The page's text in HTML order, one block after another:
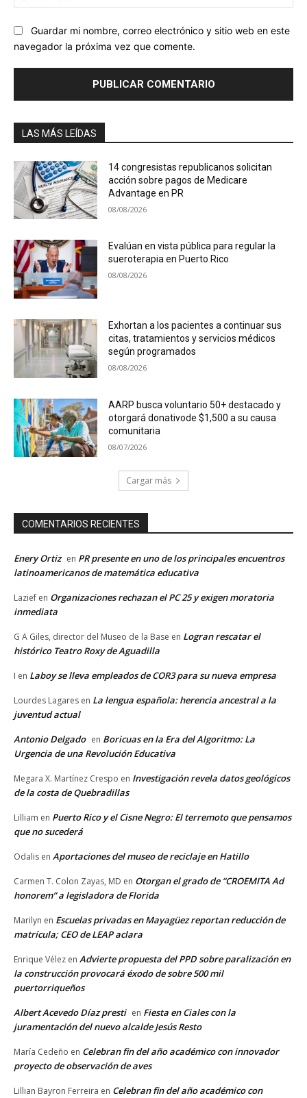
Guardar mi nombre, correo electrónico y sitio web en este
navegador la próxima vez que comente.
LAS MÁS LEÍDAS
14 congresistas republicanos solicitan
acción sobre pagos de Medicare
Advantage en PR
08/08/2026
Evalúan en vista pública para regular la
sueroterapia en Puerto Rico
08/08/2026
Exhortan a los pacientes a continuar sus
citas, tratamientos y servicios médicos
según programados
08/08/2026
AARP busca voluntario 50+ destacado y
otorgará donativode $1,500 a su causa
comunitaria
08/07/2026
Cargar más
COMENTARIOS RECIENTES
Enery Ortiz en PR presente en uno de los principales encuentros
latinoamericanos de matemática educativa
Lazief en Organizaciones rechazan el PC 25 y exigen moratoria
inmediata
G A Giles, director del Museo de la Base en Logran rescatar el
histórico Teatro Roxy de Aguadilla
I en Laboy se lleva empleados de COR3 para su nueva empresa
Lourdes Lagares en La lengua española: herencia ancestral a la
juventud actual
Antonio Delgado en Boricuas en la Era del Algoritmo: La
Urgencia de una Revolución Educativa
Megara X. Martínez Crespo en Investigación revela datos geológicos
de la costa de Quebradillas
Lilliam en Puerto Rico y el Cisne Negro: El terremoto que pensamos
que no sucederá
Odalis en Aportaciones del museo de reciclaje en Hatillo
Carmen T. Colon Zayas, MD en Otorgan el grado de “CROEMITA Ad
honorem” a legisladora de Florida
Marilyn en Escuelas privadas en Mayagüez reportan reducción de
matrícula; CEO de LEAP aclara
Enrique Vélez en Advierte propuesta del PPD sobre paralización en
la construcción provocará éxodo de sobre 500 mil
puertorriqueños
Albert Acevedo Díaz presti en Fiesta en Ciales con la
juramentación del nuevo alcalde Jesús Resto
María Cedeño en Celebran fin del año académico con innovador
proyecto de observación de aves
Lillian Bayron Ferreira en Celebran fin del año académico con